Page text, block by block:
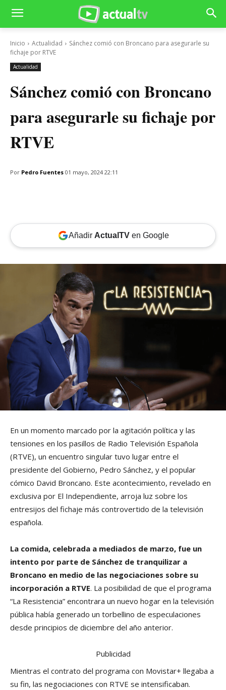
Inicio Actualidad
Sánchez comió con Broncano para asegurarle su
fichaje por RTVE
Actualidad
Sánchez comió con Broncano
para asegurarle su fichaje por
RTVE
Por Pedro Fuentes 01 mayo, 2024 22:11
Añadir ActualTVen Google
En un momento marcado por la agitación política y las
tensiones en los pasillos de Radio Televisión Española
(RTVE), un encuentro singular tuvo lugar entre el
presidente del Gobierno, Pedro Sánchez, y el popular
cómico David Broncano. Este acontecimiento, revelado en
exclusiva por El Independiente, arroja luz sobre los
entresijos del fichaje más controvertido de la televisión
española.
La comida, celebrada a mediados de marzo, fue un
intento por parte de Sánchez de tranquilizar a
Broncano en medio de las negociaciones sobre su
incorporación a RTVE. La posibilidad de que el programa
“La Resistencia” encontrara un nuevo hogar en la televisión
pública había generado un torbellino de especulaciones
desde principios de diciembre del año anterior.
Publicidad
Mientras el contrato del programa con Movistar+ llegaba a
su fin, las negociaciones con RTVE se intensificaban.